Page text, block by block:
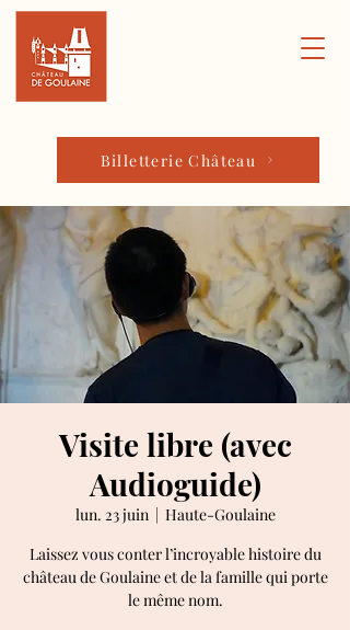
Billetterie Château
Visite libre (avec
Audioguide)
lun. 23 juin
  |
Haute-Goulaine
Laissez vous conter l’incroyable histoire du
château de Goulaine et de la famille qui porte
le même nom.